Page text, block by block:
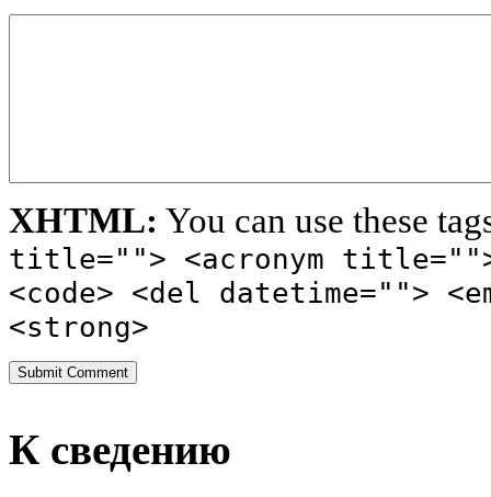
XHTML: You can use these
title=""> <acronym
<code> <del datetime="">
<strong>
К сведению